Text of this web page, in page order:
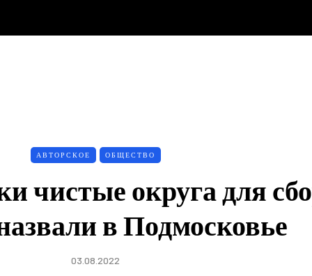
АВТОРСКОЕ ОБЩЕСТВО
чистые округа для
в Подмосковье
03.08.2022